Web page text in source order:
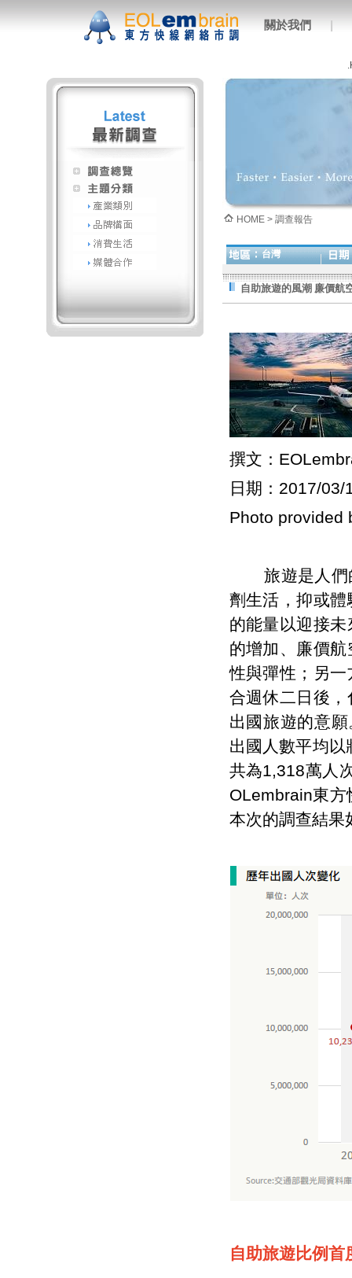
關於我們 |
HOME > 調查報告
台灣
自助旅遊的風潮 廉價航
撰文：
日期：2017/03/
Photo provided
旅遊是人們的
劑生活，抑或
的能量以迎接
的增加、廉價
性與彈性；另
合週休二日後
出國旅遊的意
出國人數平均
共為1,318萬人
OLembrain東
本次的調查結果
自助旅遊比例首